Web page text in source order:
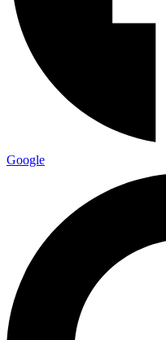
Google